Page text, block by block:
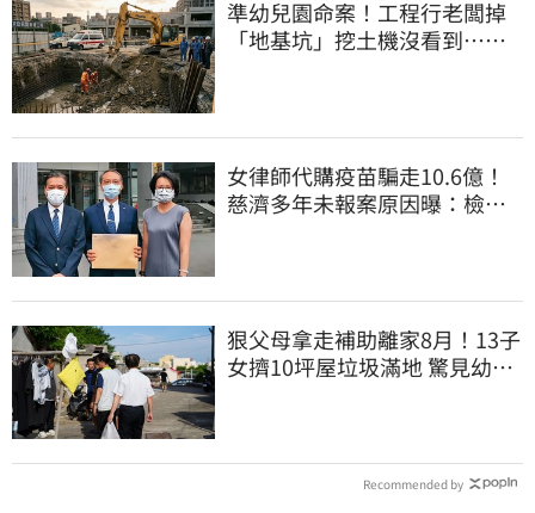
準幼兒園命案！工程行老闆掉
「地基坑」挖土機沒看到…下
女律師代購疫苗騙走10.6億！
慈濟多年未報案原因曝：檢警
狠父母拿走補助離家8月！13子
女擠10坪屋垃圾滿地 驚見幼童
Recommended by